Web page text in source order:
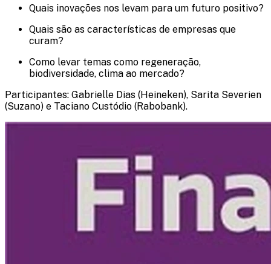
Quais inovações nos levam para um futuro positivo?​
Quais são as características de empresas que
curam?​
Como levar temas como regeneração,
biodiversidade, clima ao mercado?​
​Participantes:​ Gabrielle Dias (Heineken)​, Sarita Severien
(Suzano)​ e Taciano Custódio (Rabobank)​.